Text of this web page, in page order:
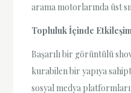
arama motorlarında üst
Topluluk İçinde
Başarılı bir görüntülü
kurabilen bir yapıya
sosyal medya